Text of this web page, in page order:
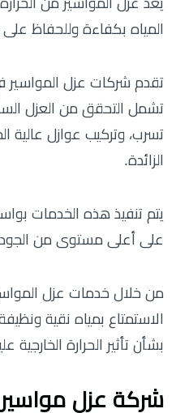
المياه بكفاءة وللحفاظ
تقدم شركات عزل
تشمل التحقق من العزل
تسرب، وتركيب عوازل عالية
الزائدة.
يتم تنفيذ هذه الخدمات
على أعلى مستوى من
من خلال خدمات عزل
الاستمتاع بمياه نقية
بشأن تأثير الحرارة الخارجية
شركة عزل مواسير